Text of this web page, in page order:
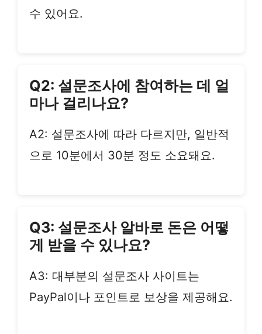
수 있어요.
Q2: 설문조사에 참여하는 데 얼
마나 걸리나요?
A2: 설문조사에 따라 다르지만, 일반적
으로 10분에서 30분 정도 소요돼요.
Q3: 설문조사 알바로 돈은 어떻
게 받을 수 있나요?
A3: 대부분의 설문조사 사이트는
PayPal이나 포인트로 보상을 제공해요.